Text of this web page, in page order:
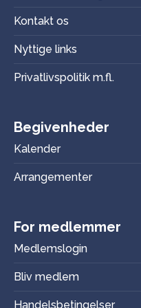
Kontakt os
Nyttige links
Privatlivspolitik m.fl.
Begivenheder
Kalender
Arrangementer
For medlemmer
Medlemslogin
Bliv medlem
Handelsbetingelser